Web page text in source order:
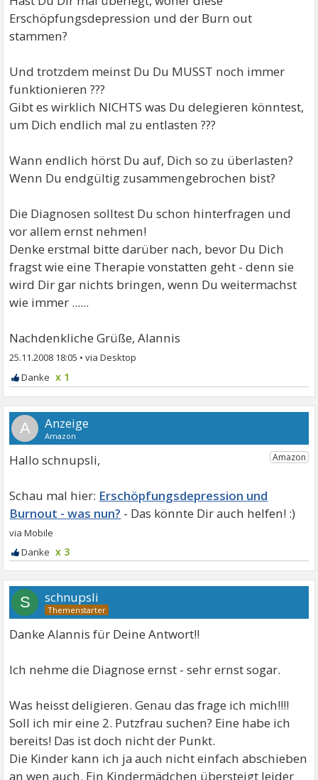
Erschöpfungsdepression und der Burn out
stammen?
Und trotzdem meinst Du Du MUSST noch immer
funktionieren ???
Gibt es wirklich NICHTS was Du delegieren könntest,
um Dich endlich mal zu entlasten ???
Wann endlich hörst Du auf, Dich so zu überlasten?
Wenn Du endgültig zusammengebrochen bist?
Die Diagnosen solltest Du schon hinterfragen und
vor allem ernst nehmen!
Denke erstmal bitte darüber nach, bevor Du Dich
fragst wie eine Therapie vonstatten geht - denn sie
wird Dir gar nichts bringen, wenn Du weitermachst
wie immer ......
Nachdenkliche Grüße, Alannis
25.11.2008 18:05 •
x 1
A
Hallo schnupsli,
Erschöpfungsdepression und
Burnout - was nun?
x 3
S schnupsli
Danke Alannis für Deine Antwort!!
Ich nehme die Diagnose ernst - sehr ernst sogar.
Was heisst deligieren. Genau das frage ich mich!!!!
Soll ich mir eine 2. Putzfrau suchen? Eine habe ich
bereits! Das ist doch nicht der Punkt.
Die Kinder kann ich ja auch nicht einfach abschieben
an wen auch. Ein Kindermädchen übersteigt leider